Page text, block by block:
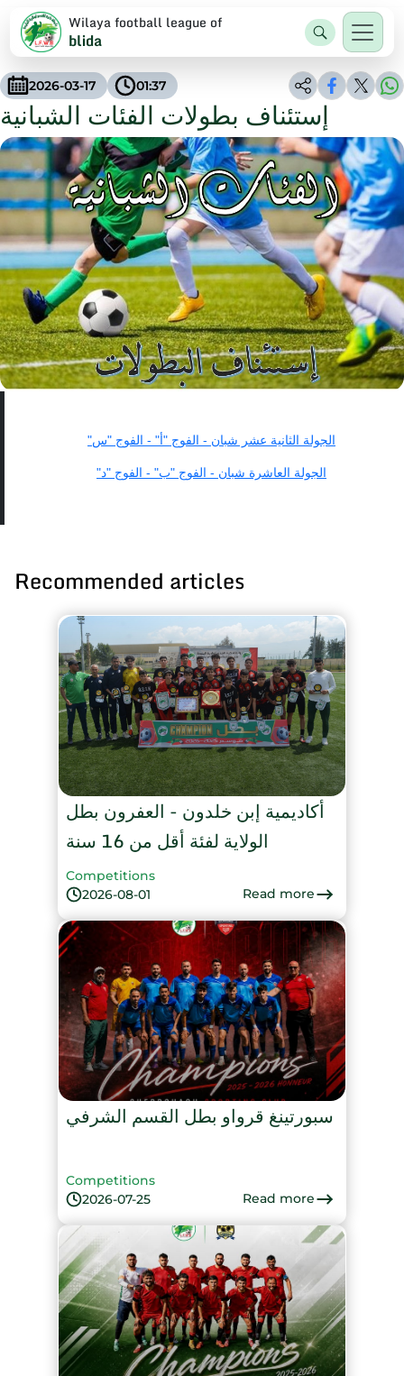
Wilaya football league of
blida
2026-03-17 01:37
إستئناف بطولات الفئات الشبانية
الجولة الثانية عشر شبان - الفوج "أ" - الفوج "س"
الجولة العاشرة شبان - الفوج "ب" - الفوج "د"
Recommended articles
أكاديمية إبن خلدون - العفرون بطل
الولاية لفئة أقل من 16 سنة
2026-08-01
Competitions
Read more
سبورتينغ قرواو بطل القسم الشرفي
2026-07-25
Competitions
Read more